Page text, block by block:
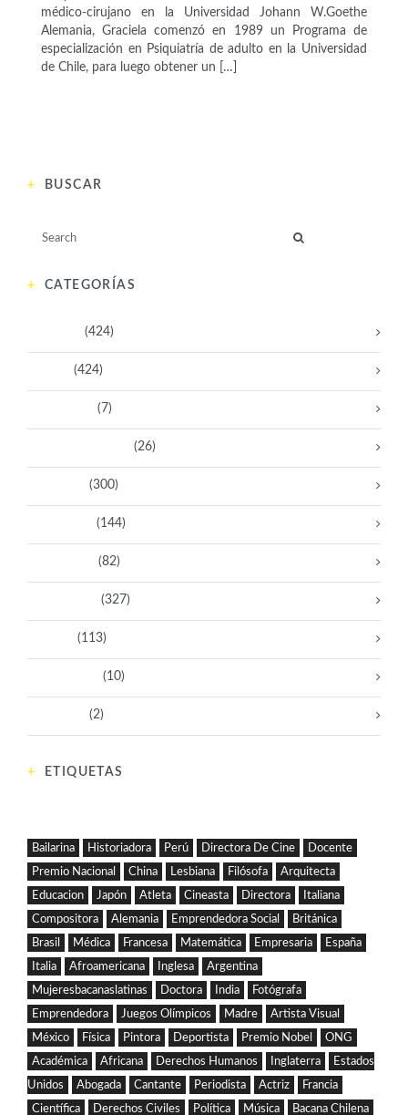
médico-cirujano en la Universidad Johann W.Goethe
Alemania, Graciela comenzó en 1989 un Programa de
especialización en Psiquiatría de adulto en la Universidad
de Chile, para luego obtener un […]
BUSCAR
CATEGORÍAS
(424)
(424)
(7)
(26)
(300)
(144)
(82)
(327)
(113)
(10)
(2)
ETIQUETAS
Bailarina Historiadora Perú Directora De Cine
Docente
Premio Nacional
China Lesbiana Filósofa
Arquitecta
Educacion
Japón Atleta Cineasta Directora
Italiana
Compositora
Alemania Emprendedora Social
Británica
Brasil
Médica Francesa Matemática Empresaria
España
Italia
Afroamericana Inglesa
Argentina
Mujeresbacanaslatinas
Doctora India
Fotógrafa
Emprendedora
Juegos Olímpicos Madre
Artista Visual
México
Física Pintora Deportista Premio Nobel
ONG
Académica
Africana Derechos Humanos Inglaterra
Estados
Unidos
Abogada Cantante Periodista Actriz
Francia
Científica
Derechos Civiles Política Música Bacana Chilena